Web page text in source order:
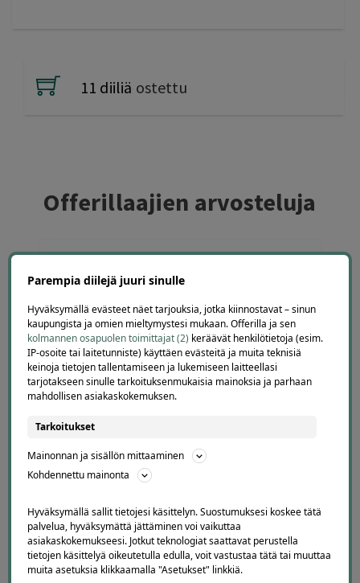
11 diiliä ostettu
Offerillaajien arvosteluja
J
Jarkko
Ylöjärvi
Helppo, vaivaton ja edullinen hinta
Parempia diilejä juuri sinulle
Hyväksymällä evästeet näet tarjouksia, jotka kiinnostavat – sinun
kaupungista ja omien mieltymystesi mukaan. Offerilla ja sen
kolmannen osapuolen toimittajat (2) keräävät henkilötietoja (esim.
IP-osoite tai laitetunniste) käyttäen evästeitä ja muita teknisiä
keinoja tietojen tallentamiseen ja lukemiseen laitteellasi
tarjotakseen sinulle tarkoituksenmukaisia mainoksia ja parhaan
mahdollisen asiakaskokemuksen.
Tarkoitukset
Mainonnan ja sisällön mittaaminen
Kohdennettu mainonta
Hyväksymällä sallit tietojesi käsittelyn. Suostumuksesi koskee tätä
palvelua, hyväksymättä jättäminen voi vaikuttaa
asiakaskokemukseesi. Jotkut teknologiat saattavat perustella
tietojen käsittelyä oikeutetulla edulla, voit vastustaa tätä tai muuttaa
muita asetuksia klikkaamalla "Asetukset" linkkiä.